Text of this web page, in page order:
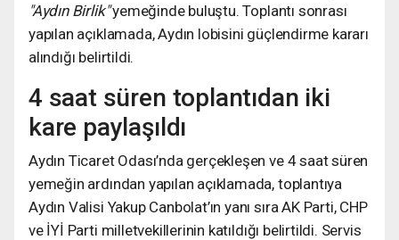
"Aydın Birlik"yemeğinde buluştu. Toplantı sonrası
yapılan açıklamada, Aydın lobisini güçlendirme kararı
alındığı belirtildi.
4 saat süren toplantıdan iki
kare paylaşıldı
Aydın Ticaret Odası’nda gerçekleşen ve 4 saat süren
yemeğin ardından yapılan açıklamada, toplantıya
Aydın Valisi Yakup Canbolat’ın yanı sıra AK Parti, CHP
ve İYİ Parti milletvekillerinin katıldığı belirtildi. Servis